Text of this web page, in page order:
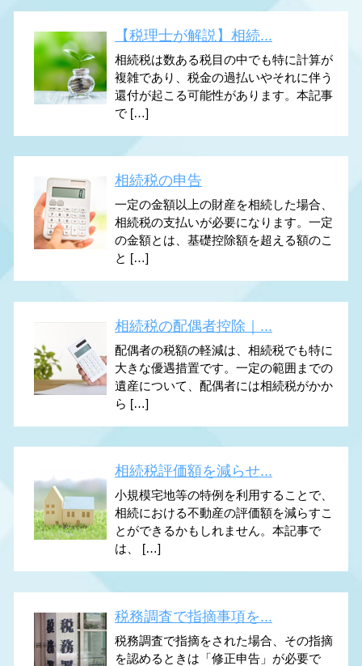
【税理士が解説】相続...
相続税は数ある税目の中でも特に計算が
複雑であり、税金の過払いやそれに伴う
還付が起こる可能性があります。本記事
で […]
相続税の申告
一定の金額以上の財産を相続した場合、
相続税の支払いが必要になります。一定
の金額とは、基礎控除額を超える額のこ
と […]
相続税の配偶者控除｜...
配偶者の税額の軽減は、相続税でも特に
大きな優遇措置です。一定の範囲までの
遺産について、配偶者には相続税がかか
ら […]
相続税評価額を減らせ...
小規模宅地等の特例を利用することで、
相続における不動産の評価額を減らすこ
とができるかもしれません。本記事で
は、 […]
税務調査で指摘事項を...
税務調査で指摘をされた場合、その指摘
を認めるときは「修正申告」が必要で